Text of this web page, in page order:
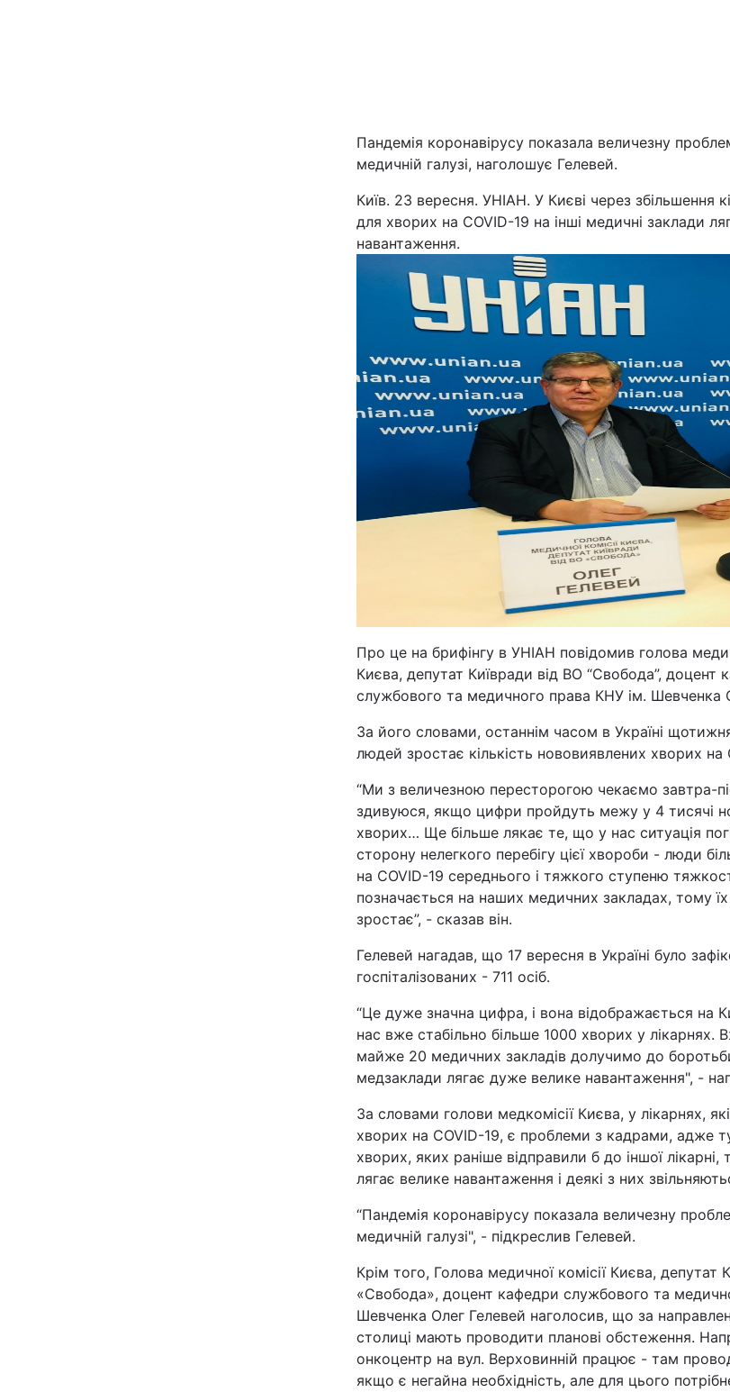
Політика
Світ
Львів
Харків
Наука
Інциденти
Туризм
Статті
Думки
Фотобанк
Пресцентр
Пандемія коронавірусу показала величезну
медичній галузі, наголошує Гелевей.
Київ. 23 вересня. УНІАН. У Києві через збільшення
для хворих на COVID-19 на інші медичні заклади
навантаження.
Про це на брифінгу в УНІАН повідомив голова
Києва, депутат Київради від ВО “Свобода”, доцент
службового та медичного права КНУ ім. Шевченка
За його словами, останнім часом в Україні
людей зростає кількість нововиявлених хворих на
“Ми з величезною пересторогою чекаємо завтра-
здивуюся, якщо цифри пройдуть межу у 4 тисячі
хворих… Ще більше лякає те, що у нас ситуація
сторону нелегкого перебігу цієї хвороби - люди
на COVID-19 середнього і тяжкого ступеню
позначається на наших медичних закладах, тому
зростає”, - сказав він.
Гелевей нагадав, що 17 вересня в Україні було
госпіталізованих - 711 осіб.
“Це дуже значна цифра, і вона відображається на
нас вже стабільно більше 1000 хворих у лікарнях.
майже 20 медичних закладів долучимо до
медзаклади лягає дуже велике навантаження", -
За словами голови медкомісії Києва, у лікарнях,
хворих на COVID-19, є проблеми з кадрами, адже
хворих, яких раніше відправили б до іншої лікарні,
лягає велике навантаження і деякі з них
“Пандемія коронавірусу показала величезну
медичній галузі", - підкреслив Гелевей.
Крім того, Голова медичної комісії Києва, депутат
«Свобода», доцент кафедри службового та
Шевченка Олег Гелевей наголосив, що за
столиці мають проводити планові обстеження.
онкоцентр на вул. Верховинній працює - там
якщо є негайна необхідність, але для цього